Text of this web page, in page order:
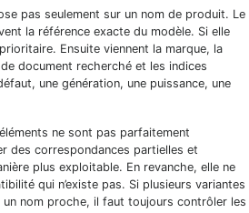
pas seulement sur un nom de produit. Le
la référence exacte du modèle. Si elle
Ensuite viennent la marque, la
document recherché et les indices
une génération, une puissance, une
ne sont pas parfaitement
des correspondances partielles et
plus exploitable. En revanche, elle ne
qui n’existe pas. Si plusieurs variantes
un nom proche, il faut toujours contrôler les